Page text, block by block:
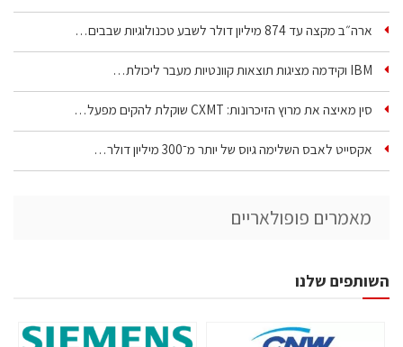
ארה״ב מקצה עד 874 מיליון דולר לשבע טכנולוגיות שבבים…
IBM וקידמה מציגות תוצאות קוונטיות מעבר ליכולת…
סין מאיצה את מרוץ הזיכרונות: CXMT שוקלת להקים מפעל…
אקסייט לאבס השלימה גיוס של יותר מ־300 מיליון דולר…
מאמרים פופולאריים
השותפים שלנו